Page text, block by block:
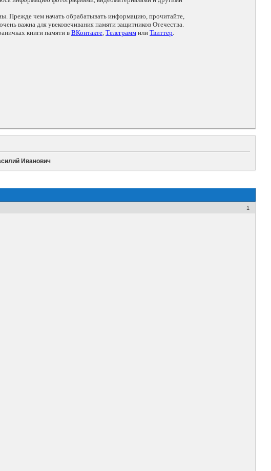
Прежде чем начать обрабатывать информацию, прочитайте,
важна для увековечивания памяти защитников Отечества.
книги памяти в ВКонтакте, Телеграмм или Твиттер.
Иванович
1